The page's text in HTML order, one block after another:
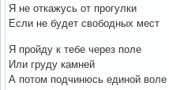
Я не откажусь от прогулки
Если не будет свободных мест
Я пройду к тебе через поле
Или груду камней
А потом подчинюсь единой воле